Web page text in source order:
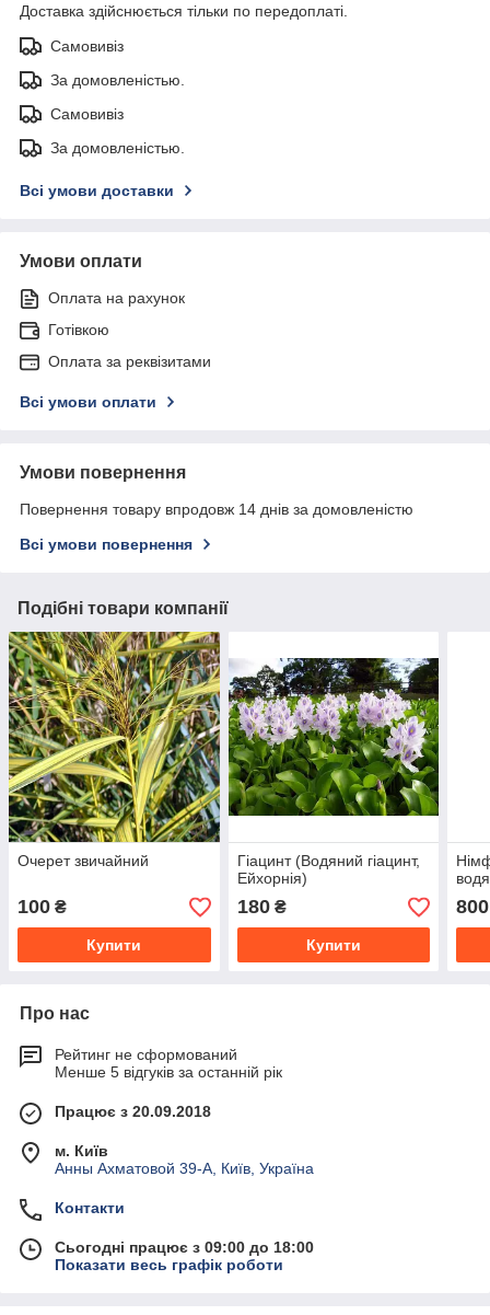
Доставка здійснюється тільки по передоплаті.
Самовивіз
За домовленістью.
Самовивіз
За домовленістью.
Всі умови доставки
Умови оплати
Оплата на рахунок
Готівкою
Оплата за реквізитами
Всі умови оплати
Умови повернення
Повернення товару впродовж 14 днів за домовленістю
Всі умови повернення
Подібні товари компанії
Очерет звичайний
100 ₴
Купити
Гіацинт (Водяний гіацинт,
Ейхорнія)
180₴
Купити
800
Про нас
Рейтинг не сформований
Менше 5 відгуків за останній рік
Працює з 20.09.2018
м. Київ
Анны Ахматовой 39-А, Київ, Україна
Контакти
Сьогодні працює з 09:00 до 18:00
Показати весь графік роботи